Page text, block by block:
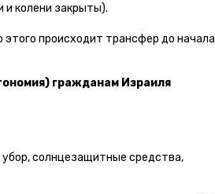
и колени закрыты).
этого происходит трансфер до начала
гражданам Израиля
убор, солнцезащитные средства,